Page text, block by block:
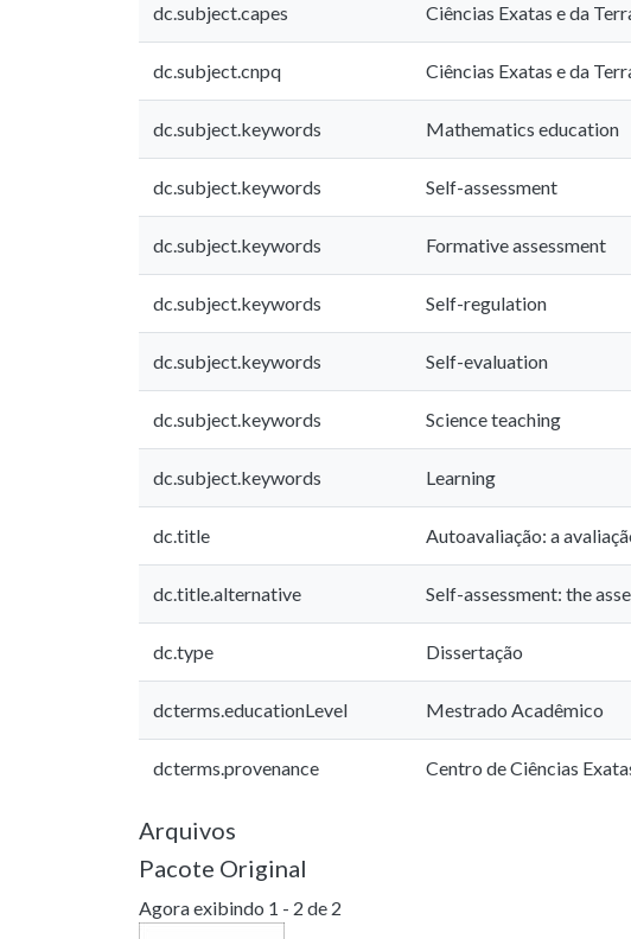
dc.subject.capes Ciências Exatas e da
dc.subject.cnpq Ciências Exatas e da
dc.subject.keywords Mathematics education
dc.subject.keywords Self-assessment
dc.subject.keywords Formative assessment
dc.subject.keywords Self-regulation
dc.subject.keywords Self-evaluation
dc.subject.keywords Science teaching
dc.subject.keywords Learning
dc.title Autoavaliação: a
dc.title.alternative Self-assessment: the
dc.type Dissertação
dcterms.educationLevel Mestrado Acadêmico
dcterms.provenance Centro de Ciências
Arquivos
Pacote Original
Agora exibindo 1 - 2 de 2